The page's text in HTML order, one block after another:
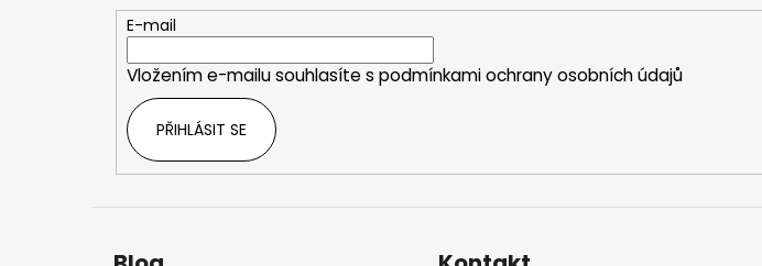
E-mail
Vložením e-mailu souhlasíte s podmínkami ochrany osobních údajů
PŘIHLÁSIT SE